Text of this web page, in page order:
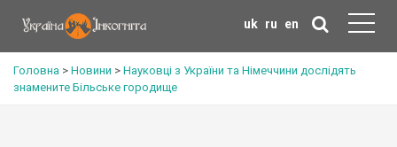
uk ru en
Головна > Новини > Науковці з України та Німеччини дослідять
знамените Більське городище